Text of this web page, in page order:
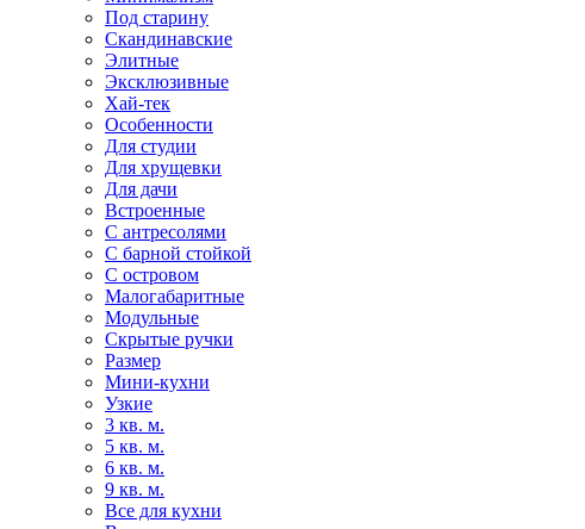
Под старину
Скандинавские
Элитные
Эксклюзивные
Хай-тек
Особенности
Для студии
Для хрущевки
Для дачи
Встроенные
С антресолями
С барной стойкой
С островом
Малогабаритные
Модульные
Скрытые ручки
Размер
Мини-кухни
Узкие
3 кв. м.
5 кв. м.
6 кв. м.
9 кв. м.
Все для кухни